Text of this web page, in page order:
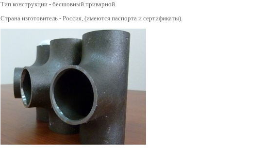
Тип конструкции - бесшовный приварной.
Страна изготовитель - Россия, (имеются паспорта и сертификаты).